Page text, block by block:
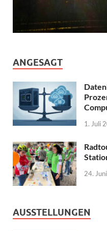
ANGESAGT
1. Juli
24.
AUSSTELLUNGEN